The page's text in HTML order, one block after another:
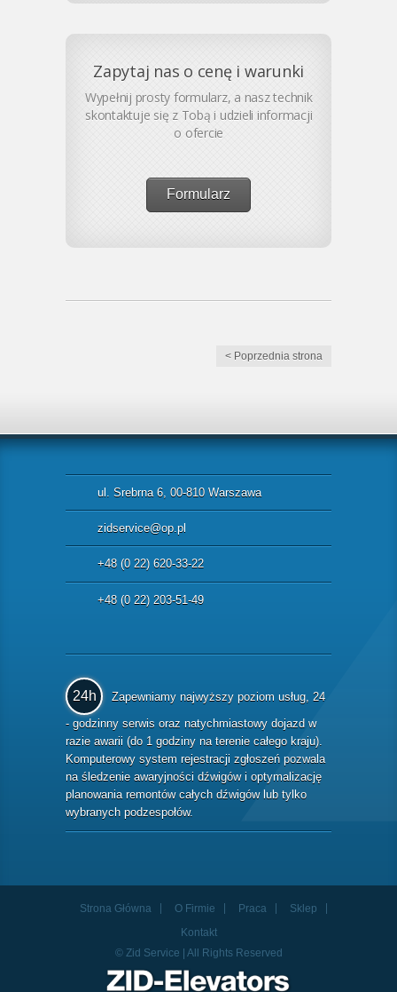
Zapytaj nas o cenę i warunki
Wypełnij prosty formularz, a nasz technik
skontaktuje się z Tobą i udzieli informacji
o ofercie
Formularz
< Poprzednia strona
ul. Srebrna 6, 00-810 Warszawa
zidservice@op.pl
+48 (0 22) 620-33-22
+48 (0 22) 203-51-49
24h
Zapewniamy najwyższy poziom usług, 24
- godzinny serwis oraz natychmiastowy dojazd w
razie awarii (do 1 godziny na terenie całego kraju).
Komputerowy system rejestracji zgłoszeń pozwala
na śledzenie awaryjności dźwigów i optymalizację
planowania remontów całych dźwigów lub tylko
wybranych podzespołów.
Strona Główna O Firmie Praca
Sklep
Kontakt
© Zid Service | All Rights Reserved